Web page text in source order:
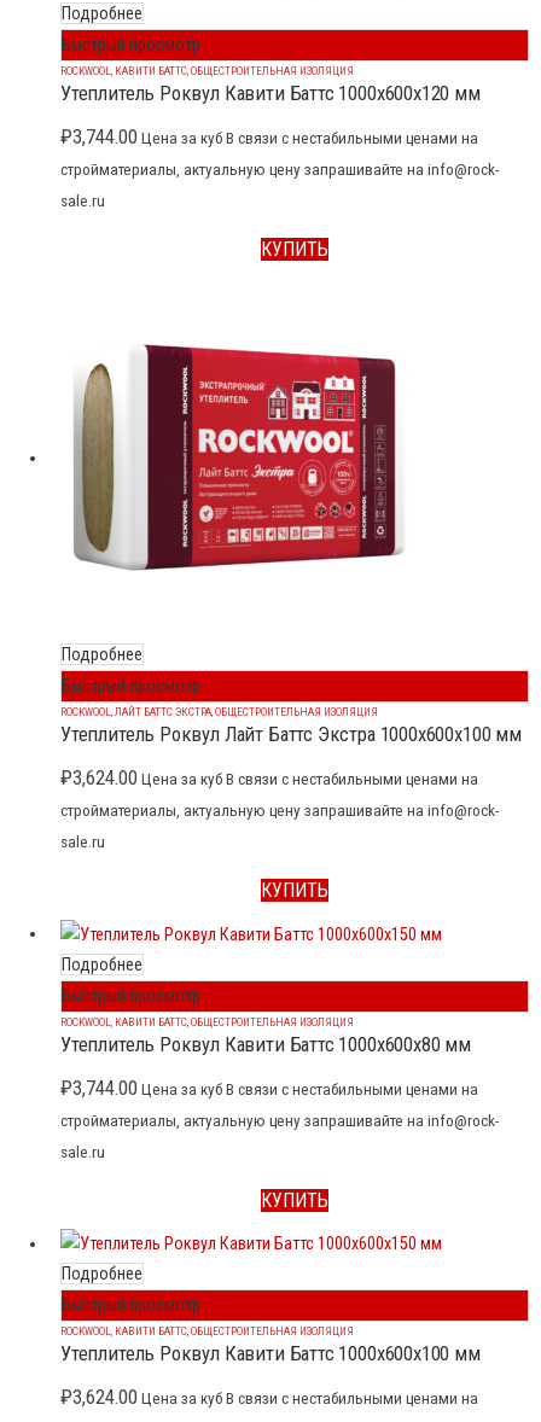
Подробнее
Быстрый просмотр
ROCKWOOL, КАВИТИ БАТТС,ОБЩЕСТРОИТЕЛЬНАЯ ИЗОЛЯЦИЯ
Утеплитель Роквул Кавити Баттс 1000x600x120 мм
₽3,744.00 Цена за куб В связи с нестабильными ценами на
стройматериалы, актуальную цену запрашивайте на info@rock-
sale.ru
КУПИТЬ
Подробнее
Быстрый просмотр
ROCKWOOL,ЛАЙТ БАТТС ЭКСТРА,ОБЩЕСТРОИТЕЛЬНАЯ ИЗОЛЯЦИЯ
Утеплитель Роквул Лайт Баттс Экстра 1000x600x100 мм
₽3,624.00 Цена за куб В связи с нестабильными ценами на
стройматериалы, актуальную цену запрашивайте на info@rock-
sale.ru
КУПИТЬ
Подробнее
Быстрый просмотр
ROCKWOOL КАВИТИ БАТТС ОБЩЕСТРОИТЕЛЬНАЯ ИЗОЛЯЦИЯ
Утеплитель Роквул Кавити Баттс 1000x600x80 мм
₽3,744.00 Цена за куб В связи с нестабильными ценами на
стройматериалы, актуальную цену запрашивайте на info@rock-
sale.ru
КУПИТЬ
Подробнее
Быстрый просмотр
ROCKWOOL, КАВИТИ БАТТС,ОБЩЕСТРОИТЕЛЬНАЯ ИЗОЛЯЦИЯ
Утеплитель Роквул Кавити Баттс 1000x600x100 мм
₽3,624.00 Цена за куб В связи с нестабильными ценами на